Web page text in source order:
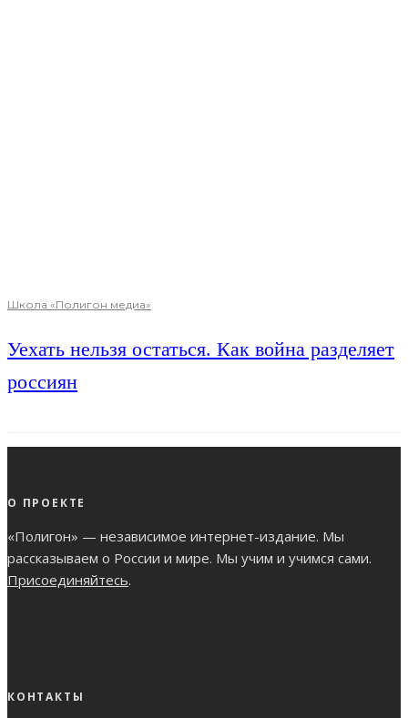
Школа «Полигон медиа»
Уехать нельзя остаться. Как война разделяет
россиян
О ПРОЕКТЕ
«Полигон» — независимое интернет-издание. Мы
рассказываем о России и мире. Мы учим и учимся сами.
Присоединяйтесь.
КОНТАКТЫ